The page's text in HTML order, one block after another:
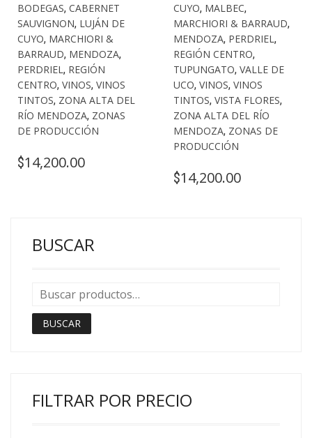
BODEGAS, CABERNET
SAUVIGNON, LUJÁN DE
CUYO, MARCHIORI &
BARRAUD, MENDOZA,
PERDRIEL, REGIÓN
CENTRO, VINOS, VINOS
TINTOS, ZONA ALTA DEL
RÍO MENDOZA, ZONAS
DE PRODUCCIÓN
$14,200.00
CUYO, MALBEC,
MARCHIORI & BARRAUD,
MENDOZA, PERDRIEL,
REGIÓN CENTRO,
TUPUNGATO, VALLE DE
UCO, VINOS, VINOS
TINTOS, VISTA FLORES,
ZONA ALTA DEL RÍO
MENDOZA, ZONAS DE
PRODUCCIÓN
$14,200.00
BUSCAR
BUSCAR
FILTRAR POR PRECIO